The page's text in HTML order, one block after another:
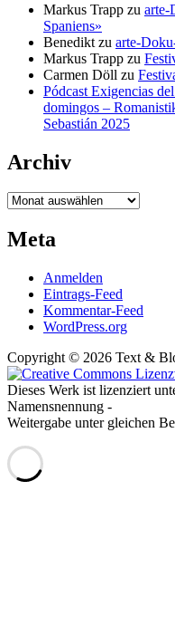
Markus Trapp zu arte-
Spaniens»
Benedikt zu arte-
Markus Trapp zu
Carmen Döll zu
Pódcast Exigencias
domingos –
Sebastián 2025
Archiv
Archiv
Meta
Anmelden
Eintrags-Feed
Kommentar-Feed
WordPress.org
Copyright © 2026 Text &
Dieses Werk ist lizenziert
Namensnennung -
Weitergabe unter gleichen